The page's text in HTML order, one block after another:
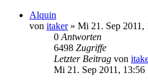
Alquin
von itaker» Mi 21. Sep 2011,
0 Antworten
6498 Zugriffe
Letzter Beitrag von
Mi 21. Sep 2011, 13:56